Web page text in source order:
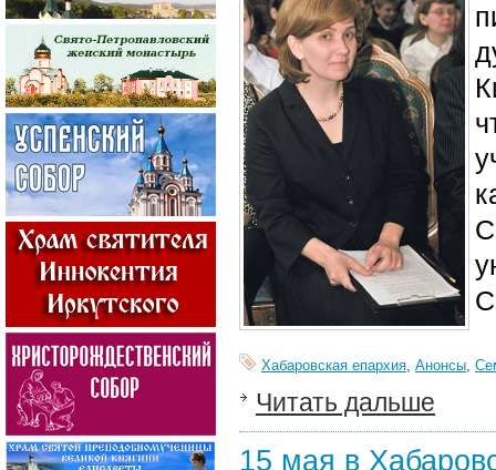
Хабаровская епархия, Анонсы,
Читать дальше
15 мая в